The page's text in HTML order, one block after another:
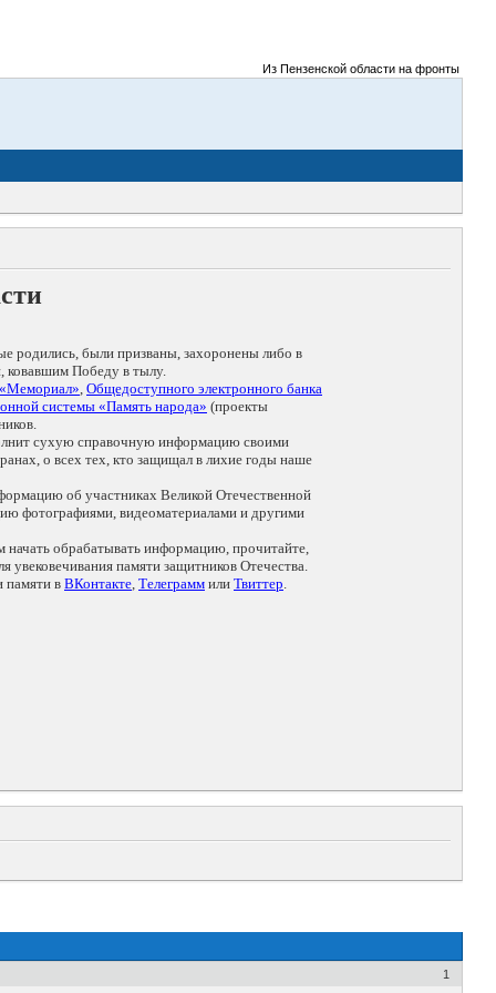
Из Пензенской области на фронты
родились, были призваны, захоронены либо в
ковавшим Победу в тылу.
, Общедоступного электронного банка
системы «Память народа» (проекты
сухую справочную информацию своими
о всех тех, кто защищал в лихие годы наше
об участниках Великой Отечественной
фотографиями, видеоматериалами и другими
начать обрабатывать информацию, прочитайте,
памяти защитников Отечества.
памяти в ВКонтакте, Телеграмм или Твиттер.
1